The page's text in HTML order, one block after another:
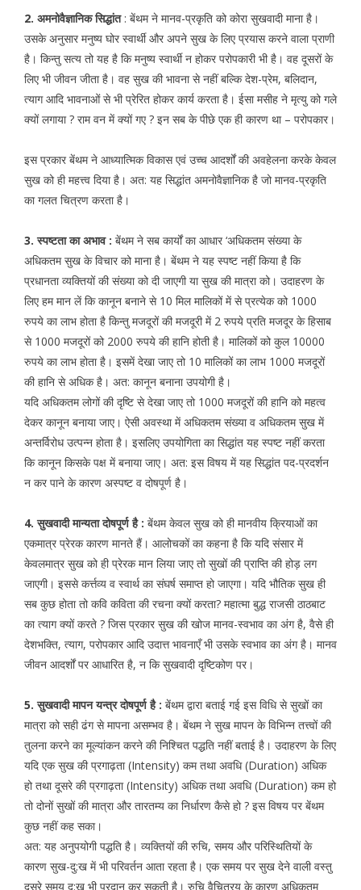
2. अमनोवैज्ञानिक सिद्धांत: बेंथम ने मानव-प्रकृति को कोरा सुखवादी माना है।
उसके अनुसार मनुष्य घोर स्वार्थी और अपने सुख के लिए प्रयास करने वाला प्राणी
है। किन्तु सत्य तो यह है कि मनुष्य स्वार्थी न होकर परोपकारी भी है। वह दूसरों के
लिए भी जीवन जीता है। वह सुख की भावना से नहीं बल्कि देश-प्रेम, बलिदान,
त्याग आदि भावनाओं से भी प्रेरित होकर कार्य करता है। ईसा मसीह ने मृत्यु को गले
क्यों लगाया ? राम वन में क्यों गए ? इन सब के पीछे एक ही कारण था – परोपकार।
इस प्रकार बेंथम ने आध्यात्मिक विकास एवं उच्च आदर्शों की अवहेलना करके केवल
सुख को ही महत्त्व दिया है। अत: यह सिद्धांत अमनोवैज्ञानिक है जो मानव-प्रकृति
का गलत चित्रण करता है।
3. स्पष्टता का अभाव : बेंथम ने सब कार्यों का आधार ‘अधिकतम संख्या के
अधिकतम सुख के विचार को माना है। बेंथम ने यह स्पष्ट नहीं किया है कि
प्रधानता व्यक्तियों की संख्या को दी जाएगी या सुख की मात्रा को। उदाहरण के
लिए हम मान लें कि कानून बनाने से 10 मिल मालिकों में से प्रत्येक को 1000
रुपये का लाभ होता है किन्तु मजदूरों की मजदूरी में 2 रुपये प्रति मजदूर के हिसाब
से 1000 मजदूरों को 2000 रुपये की हानि होती है। मालिकों को कुल 10000
रुपये का लाभ होता है। इसमें देखा जाए तो 10 मालिकों का लाभ 1000 मजदूरों
की हानि से अधिक है। अत: कानून बनाना उपयोगी है।
यदि अधिकतम लोगों की दृष्टि से देखा जाए तो 1000 मजदूरों की हानि को महत्व
देकर कानून बनाया जाए। ऐसी अवस्था में अधिकतम संख्या व अधिकतम सुख में
अन्तर्विरोध उत्पन्न होता है। इसलिए उपयोगिता का सिद्धांत यह स्पष्ट नहीं करता
कि कानून किसके पक्ष में बनाया जाए। अत: इस विषय में यह सिद्धांत पद-प्रदर्शन
न कर पाने के कारण अस्पष्ट व दोषपूर्ण है।
4. सुखवादी मान्यता दोषपूर्ण है : बेंथम केवल सुख को ही मानवीय क्रियाओं का
एकमात्र प्रेरक कारण मानते हैं। आलोचकों का कहना है कि यदि संसार में
केवलमात्र सुख को ही प्रेरक मान लिया जाए तो सुखों की प्राप्ति की होड़ लग
जाएगी। इससे कर्त्तव्य व स्वार्थ का संघर्ष समाप्त हो जाएगा। यदि भौतिक सुख ही
सब कुछ होता तो कवि कविता की रचना क्यों करता? महात्मा बुद्ध राजसी ठाठबाट
का त्याग क्यों करते ? जिस प्रकार सुख की खोज मानव-स्वभाव का अंग है, वैसे ही
देशभक्ति, त्याग, परोपकार आदि उदात्त भावनाएँ भी उसके स्वभाव का अंग है। मानव
जीवन आदर्शों पर आधारित है, न कि सुखवादी दृष्टिकोण पर।
5. सुखवादी मापन यन्त्र दोषपूर्ण है : बेंथम द्वारा बताई गई इस विधि से सुखों का
मात्रा को सही ढंग से मापना असम्भव है। बेंथम ने सुख मापन के विभिन्न तत्त्वों की
तुलना करने का मूल्यांकन करने की निश्चित पद्धति नहीं बताई है। उदाहरण के लिए
यदि एक सुख की प्रगाढ़ता (Intensity) कम तथा अवधि (Duration) अधिक
हो तथा दूसरे की प्रगाढ़ता (Intensity) अधिक तथा अवधि (Duration) कम हो
तो दोनों सुखों की मात्रा और तारतम्य का निर्धारण कैसे हो ? इस विषय पर बेंथम
कुछ नहीं कह सका।
अत: यह अनुपयोगी पद्धति है। व्यक्तियों की रुचि, समय और परिस्थितियों के
कारण सुख-दु:ख में भी परिवर्तन आता रहता है। एक समय पर सुख देने वाली वस्तु
दूसरे समय दु:ख भी प्रदान कर सकती है। रुचि वैचित्रय के कारण अधिकतम